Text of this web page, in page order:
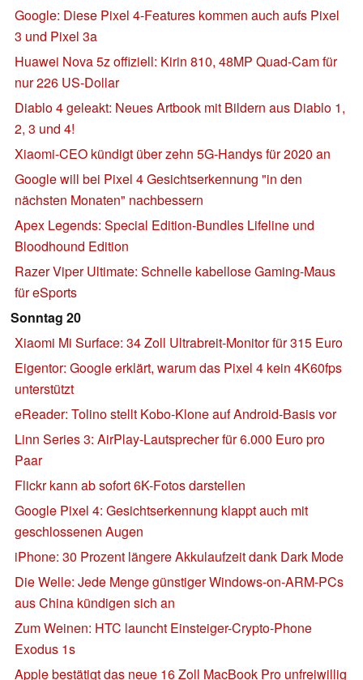
Google: Diese Pixel 4-Features kommen auch aufs Pixel
3 und Pixel 3a
Huawei Nova 5z offiziell: Kirin 810, 48MP Quad-Cam für
nur 226 US-Dollar
Diablo 4 geleakt: Neues Artbook mit Bildern aus Diablo 1,
2, 3 und 4!
Xiaomi-CEO kündigt über zehn 5G-Handys für 2020 an
Google will bei Pixel 4 Gesichtserkennung "in den
nächsten Monaten" nachbessern
Apex Legends: Special Edition-Bundles Lifeline und
Bloodhound Edition
Razer Viper Ultimate: Schnelle kabellose Gaming-Maus
für eSports
Sonntag 20
Xiaomi Mi Surface: 34 Zoll Ultrabreit-Monitor für 315 Euro
Eigentor: Google erklärt, warum das Pixel 4 kein 4K60fps
unterstützt
eReader: Tolino stellt Kobo-Klone auf Android-Basis vor
Linn Series 3: AirPlay-Lautsprecher für 6.000 Euro pro
Paar
Flickr kann ab sofort 6K-Fotos darstellen
Google Pixel 4: Gesichtserkennung klappt auch mit
geschlossenen Augen
iPhone: 30 Prozent längere Akkulaufzeit dank Dark Mode
Die Welle: Jede Menge günstiger Windows-on-ARM-PCs
aus China kündigen sich an
Zum Weinen: HTC launcht Einsteiger-Crypto-Phone
Exodus 1s
Apple bestätigt das neue 16 Zoll MacBook Pro unfreiwillig